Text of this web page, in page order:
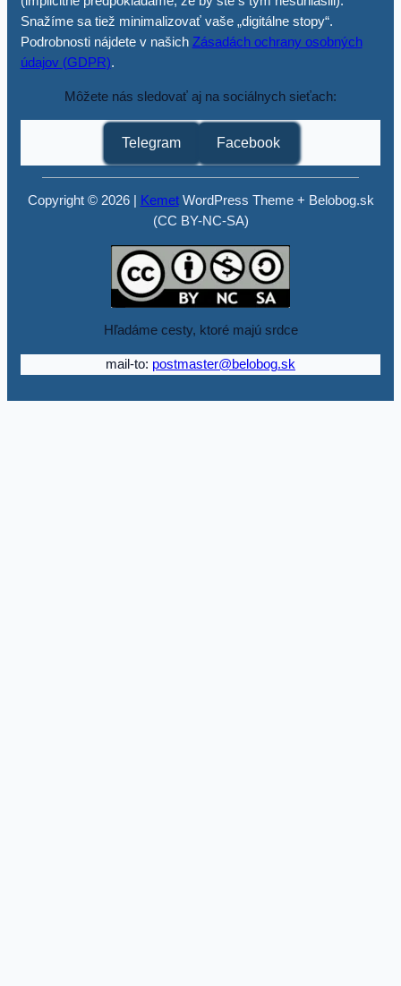
Snažíme sa tiež minimalizovať vaše „digitálne stopy“.
Podrobnosti nájdete v našich Zásadách ochrany osobných
údajov (GDPR).
Môžete nás sledovať aj na sociálnych sieťach:
Telegram Facebook
Copyright © 2026 | KemetWordPress Theme + Belobog.sk
(CC BY-NC-SA)
Hľadáme cesty, ktoré majú srdce
mail-to: postmaster@belobog.sk